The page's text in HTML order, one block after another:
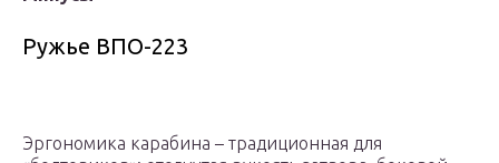
Ружье ВПО-223
Эргономика карабина – традиционная для